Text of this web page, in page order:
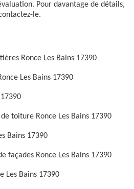
Pour davantage de détails,
le.
Ronce Les Bains 17390
Les Bains 17390
toiture Ronce Les Bains 17390
Bains 17390
façades Ronce Les Bains 17390
Les Bains 17390